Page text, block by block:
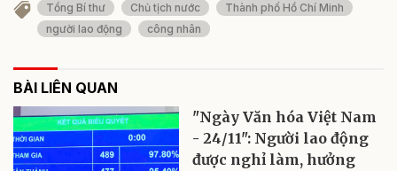
Tổng Bí thư Chủ tịch nước
Thành phố Hồ Chí Minh
người lao động
công nhân
BÀI LIÊN QUAN
"Ngày Văn hóa Việt Nam
- 24/11": Người lao động
được nghỉ làm, hưởng